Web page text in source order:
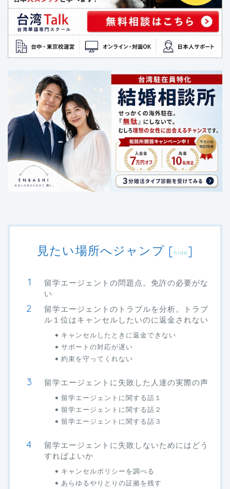
見たい場所へジャンプ [hide]
留学エージェントの問題点。免許の必要がな
い
留学エージェントのトラブルを分析。トラブ
ル１位はキャンセルしたいのに返金されない
キャンセルしたときに返金できない
サポートの対応が遅い
約束を守ってくれない
留学エージェントに失敗した人達の実際の声
留学エージェントに関する話１
留学エージェントに関する話２
留学エージェントに関する話３
留学エージェントに失敗しないためにはどう
すればよいか
キャンセルポリシーを調べる
あらゆるやりとりの証拠を残す